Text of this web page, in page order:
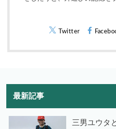
Twitter
最新記事
三男ユウタ